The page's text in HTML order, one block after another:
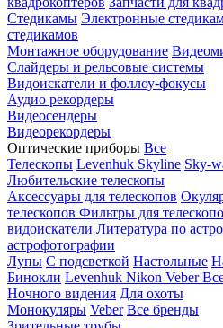
Стедикамы Электронные
стедикамов
Монтажное оборудование
Слайдеры и рельсовые системы
Видоискатели и фоллоу-фокусы
Аудио рекордеры
Видеосендеры
Видеорекордеры
Оптические приборы Все
Телескопы Levenhuk Skyline Sky-
Любительские телескопы
Аксессуары для телескопов
телескопов Фильтры для
видоискатели Литература по
астрофотографии
Лупы С подсветкой Настольные
Бинокли Levenhuk Nikon Veber
Ночного видения Для охоты
Монокуляры Veber Все бренды